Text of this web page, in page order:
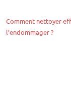
Comment nettoyer
l’endommager ?